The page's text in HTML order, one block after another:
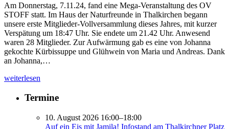
Am Donnerstag, 7.11.24, fand eine Mega-Veranstaltung des OV
STOFF statt. Im Haus der Naturfreunde in Thalkirchen begann
unsere erste Mitglieder-Vollversammlung dieses Jahres, mit kurzer
Verspätung um 18:47 Uhr. Sie endete um 21.42 Uhr. Anwesend
waren 28 Mitglieder. Zur Aufwärmung gab es eine von Johanna
gekochte Kürbissuppe und Glühwein von Maria und Andreas. Dank
an Johanna,…
weiterlesen
Termine
10. August 2026 16:00–18:00
Auf ein Eis mit Jamila! Infostand am Thalkirchner Platz